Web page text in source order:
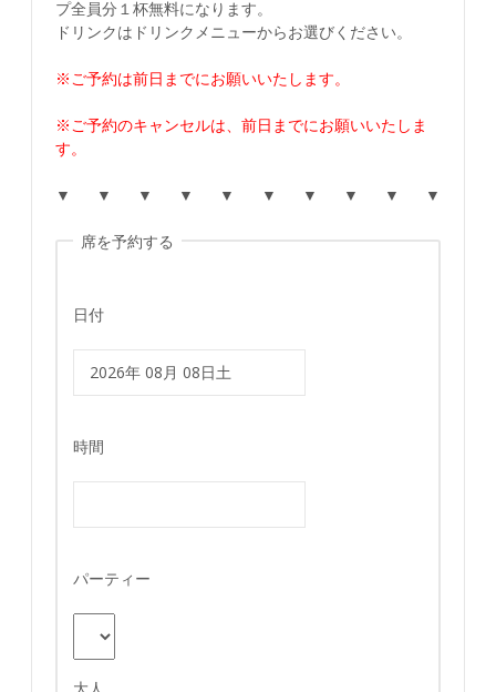
プ全員分１杯無料になります。
ドリンクはドリンクメニューからお選びください。
※ご予約は前日までにお願いいたします。
※ご予約のキャンセルは、前日までにお願いいたしま
す。
▼ ▼ ▼ ▼ ▼ ▼ ▼ ▼ ▼ ▼
席を予約する
日付
時間
パーティー